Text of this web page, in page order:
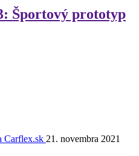
Športový prototyp
Carflex.sk 21. novembra 2021